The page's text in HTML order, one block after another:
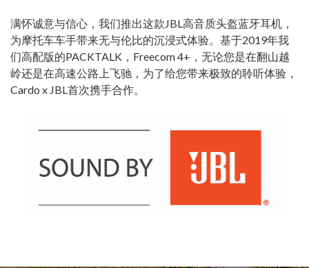
满怀诚意与信心，我们推出这款JBL高音质头盔蓝牙耳机，
为摩托车车手带来无与伦比的沉浸式体验。基于2019年我
们高配版的PACKTALK，Freecom 4+，无论您是在翻山越
岭还是在高速公路上飞驰，为了给您带来极致的聆听体验，
Cardo x JBL首次携手合作。